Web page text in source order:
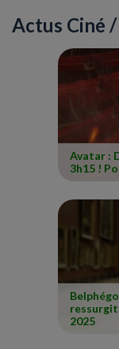
Actus Ciné /
Avatar :
3h15 !
ressurgit
2025